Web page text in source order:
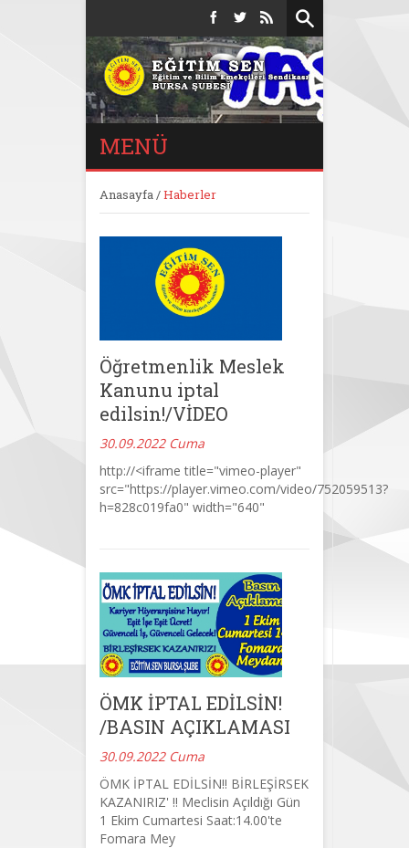
MENÜ
Anasayfa/Haberler
Öğretmenlik Meslek
Kanunu iptal
edilsin!/VİDEO
30.09.2022 Cuma
http://<iframe title="vimeo-player"
src="https://player.vimeo.com/video/752059513?
h=828c019fa0" width="640"
ÖMK İPTAL EDİLSİN!
/BASIN AÇIKLAMASI
30.09.2022 Cuma
ÖMK İPTAL EDİLSİN!! BİRLEŞİRSEK
KAZANIRIZ' !! Meclisin Açıldığı Gün
1 Ekim Cumartesi Saat:14.00'te
Fomara Mey